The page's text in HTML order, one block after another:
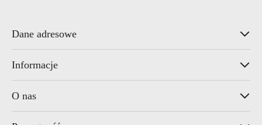
Dane adresowe
Informacje
O nas